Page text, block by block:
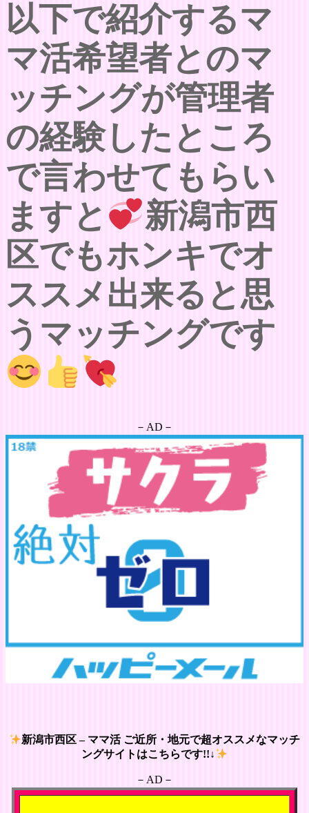
以下で紹介するマ
マ活希望者とのマ
ッチングが管理者
の経験したところ
で言わせてもらい
ますと
新潟市西
区でもホンキでオ
ススメ出来ると思
うマッチングです
－AD－
新潟市西区 – ママ活 ご近所・地元で超オススメなマッチ
ングサイトはこちらです!!↓
－AD－